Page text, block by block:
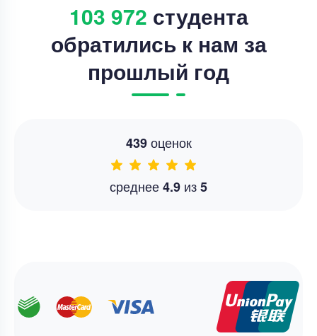
103 972 студента
обратились к нам за
прошлый год
439оценок
среднее4.9 из5